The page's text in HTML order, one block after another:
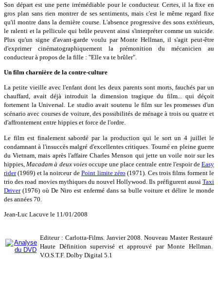
Son départ est une perte irrémédiable pour le conducteur. Certes, il la fixe en
gros plan sans rien montrer de ses sentiments, mais c'est le même regard fixe
qu'il montre dans la dernière course. L'absence progressive des sons extérieurs,
le ralenti et la pellicule qui brûle peuvent ainsi s'interpréter comme un suicide.
Plus qu'un signe d'avant-garde voulu par Monte Hellman, il s'agit peut-être
d'exprimer cinématographiquement la prémonition du mécanicien au
conducteur à propos de la fille : "Elle va te brûler".
Un film charnière de la contre-culture
La petite vieille avec l'enfant dont les deux parents sont morts, fauchés par un
chauffard, avait déjà introduit la dimension tragique du film... qui déçoit
fortement la Universal. Le studio avait soutenu le film sur les promesses d'un
scénario avec courses de voiture, des possibilités de ménage à trois ou quatre et
d'affrontement entre hippies et force de l'ordre.
Le film est finalement sabordé par la production qui le sort un 4 juillet le
condamnant à l'insuccès malgré d'excellentes critiques. Tourné en pleine guerre
du Vietnam, mais après l'affaire Charles Menson qui jette un voile noir sur les
hippies, Macadam à deux voiesoccupe une place centrale entre l'espoir deEasy
rider(1969) et la noirceur dePoint limite zéro (1971). Ces trois films forment le
trio des road movies mythiques du nouvel Hollywood. Ils préfigurent aussi Taxi
Driver(1976) où De Niro est enfermé dans sa bulle voiture et délire le monde
des années 70.
Jean-Luc Lacuve le 11/01/2008
Editeur : Carlotta-Films. Janvier 2008. Nouveau Master Restauré
Haute Définition supervisé et approuvé par Monte Hellman.
V.O.S.T.F. Dolby Digital 5.1